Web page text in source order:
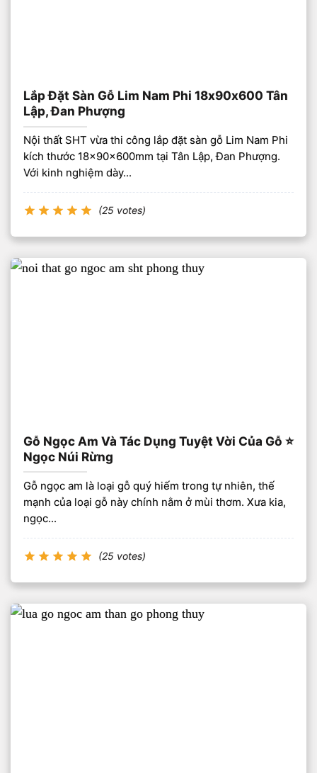
Lắp Đặt Sàn Gỗ Lim Nam Phi 18x90x600 Tân
Lập, Đan Phượng
Nội thất SHT vừa thi công lắp đặt sàn gỗ Lim Nam Phi
kích thước 18x90x600mm tại Tân Lập, Đan Phượng.
Với kinh nghiệm dày...
(25 votes)
Gỗ Ngọc Am Và Tác Dụng Tuyệt Vời Của Gỗ ⭐️
Ngọc Núi Rừng
Gỗ ngọc am là loại gỗ quý hiếm trong tự nhiên, thế
mạnh của loại gỗ này chính nằm ở mùi thơm. Xưa kia,
ngọc...
(25 votes)